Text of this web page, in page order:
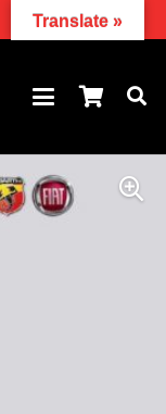
Translate »